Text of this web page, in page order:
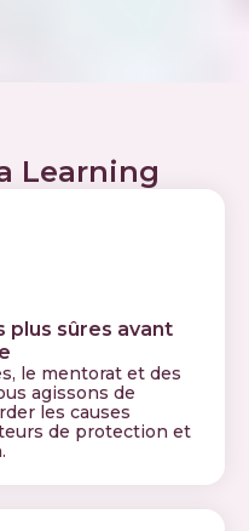
Learning
plus sûres avant
le mentorat et des
agissons de
les causes
de protection et